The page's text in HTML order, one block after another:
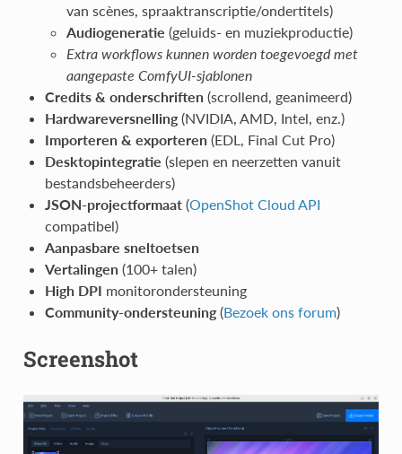
van scènes, spraaktranscriptie/ondertitels)
Audiogeneratie (geluids- en muziekproductie)
Extra workflows kunnen worden toegevoegd met
aangepaste ComfyUI-sjablonen
Credits & onderschriften(scrollend, geanimeerd)
Hardwareversnelling(NVIDIA, AMD, Intel, enz.)
Importeren & exporteren(EDL, Final Cut Pro)
Desktopintegratie (slepen en neerzetten vanuit
bestandsbeheerders)
JSON-projectformaat(OpenShot Cloud API
compatibel)
Aanpasbare sneltoetsen
Vertalingen(100+ talen)
High DPI monitorondersteuning
Community-ondersteuning(Bezoek ons forum)
Screenshot